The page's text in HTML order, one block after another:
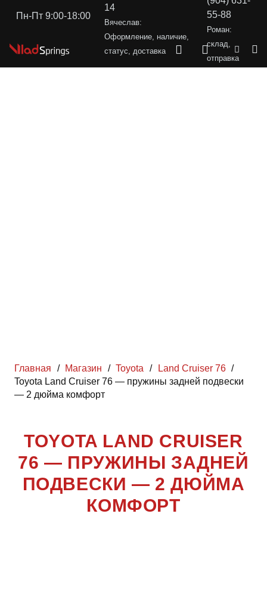
Пн-Пт 9:00-18:00
14
Вячеслав:
Оформление, наличие,
статус, доставка
55-88
Роман:
склад,
отправка
Главная / Магазин / Toyota / Land Cruiser 76 /
Toyota Land Cruiser 76 — пружины задней подвески
— 2 дюйма комфорт
TOYOTA LAND CRUISER
76 — ПРУЖИНЫ ЗАДНЕЙ
ПОДВЕСКИ — 2 ДЮЙМА
КОМФОРТ